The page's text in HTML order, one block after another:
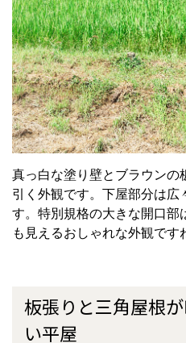
真っ白な塗り壁とブラウンの
引く外観です。下屋部分は広
す。特別規格の大きな開口部
も見えるおしゃれな外観です
板張りと三角屋根
い平屋